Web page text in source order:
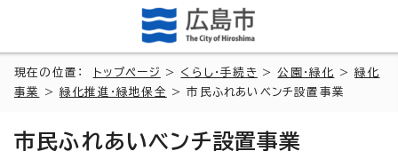
現在の位置： トップページ > くらし・手続き >公園・緑化 >緑化
事業
>緑化推進・緑地保全 > 市民ふれあいベンチ設置事業
市民ふれあいベンチ設置事業